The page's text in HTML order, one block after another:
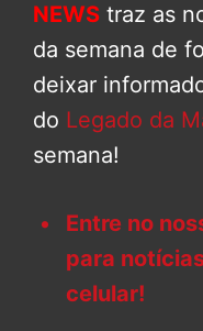
NEWS traz as
da semana de
deixar
do Legado da
semana!
Entre no
para
celular!